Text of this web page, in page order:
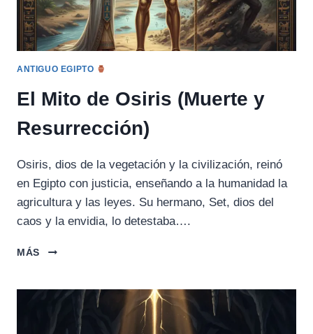
ANTIGUO EGIPTO
El Mito de Osiris (Muerte y
Resurrección)
Osiris, dios de la vegetación y la civilización, reinó
en Egipto con justicia, enseñando a la humanidad la
agricultura y las leyes. Su hermano, Set, dios del
caos y la envidia, lo detestaba….
MÁS
EL
OSIRIS
(MUERTE